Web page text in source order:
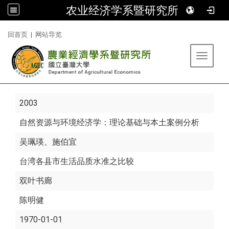
农业经济学系暨研究所
回首页 | 网站导览
Toggle
2003
自然资源与环境经济学：理论基础与本土案例分析
吴珮瑛、施伯宜
台湾各县市生活品质水准之比较
双叶书廊
陈明健
1970-01-01